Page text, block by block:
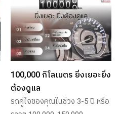
100,000 กิโลเมตร ยิ่งเยอะยิ่ง
ต้องดูแล
รถคู่ใจของคุณในช่วง 3-5 ปี หรือ